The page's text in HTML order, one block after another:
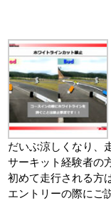
だいぶ涼しくなり、
サーキット経験者の
初めて走行される方
エントリーの際にご